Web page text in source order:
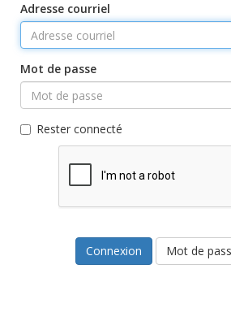
Adresse courriel
Mot de passe
Rester connecté
Mot de